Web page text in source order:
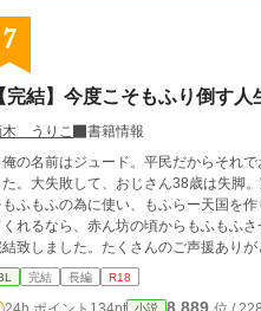
7
完結】今度こそもふり倒す人
木 うりこ
書籍情報
の名前はジュード。平民だからそれ
た。大失敗して、おじさん38歳は失脚
ふもふの為に使い、もふらー天国を作りかけた所
るなら、赤ん坊の頃からもふもふさせてあげましょう。 神はいた！！ 俺は今度
完結 長編 R18
小説